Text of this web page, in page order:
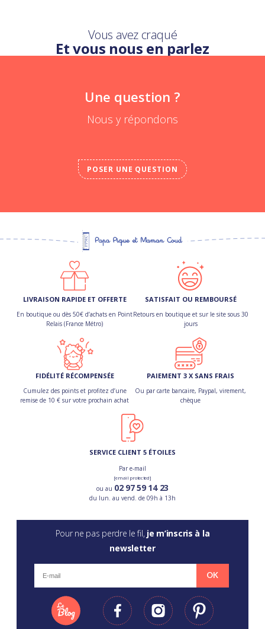
Vous avez craqué
Et vous nous en parlez
Une question ?
Nous y répondons
POSER UNE QUESTION
LIVRAISON RAPIDE ET OFFERTE
En boutique ou dès 50€ d’achats en Point
Relais (France Métro)
SATISFAIT OU REMBOURSÉ
Retours en boutique et sur le site sous 30
jours
FIDÉLITÉ RÉCOMPENSÉE
Cumulez des points et profitez d’une
remise de 10 € sur votre prochain achat
PAIEMENT 3 X SANS FRAIS
Ou par carte bancaire, Paypal, virement,
chèque
SERVICE CLIENT 5 ÉTOILES
Par e-mail
[email protected]
ou au 02 97 59 14 23
du lun. au vend. de 09h à 13h
Pour ne pas perdre le fil, je m’inscris à la
newsletter
OK